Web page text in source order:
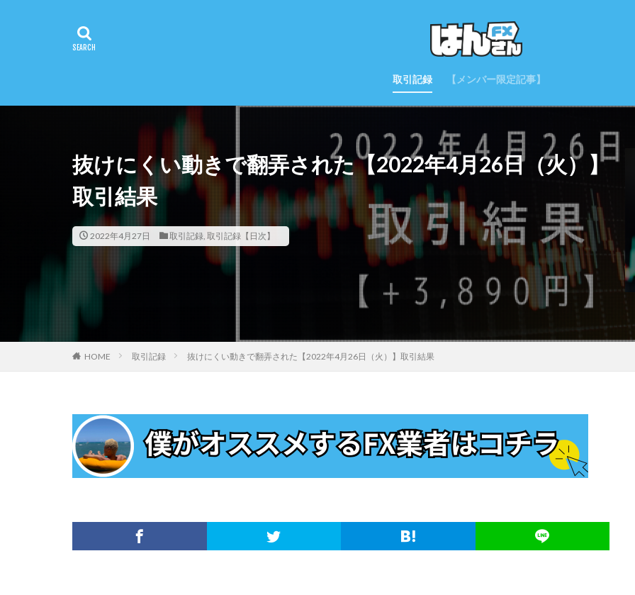
取引記録 【メンバー限定記事】
抜けにくい動きで翻弄された【2022年4月26日（火）】
取引結果
2022年4月27日 取引記録, 取引記録【日次】
HOME 取引記録 抜けにくい動きで翻弄された【2022年4月26日（火）】取引結果